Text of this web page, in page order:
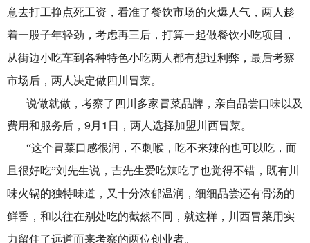
意去打工挣点死工资，看准了餐饮市场的火爆人气，两人趁
着一股子年轻劲，考虑再三后，打算一起做餐饮小吃项目，
从街边小吃车到各种特色小吃两人都有想过利弊，最后考察
市场后，两人决定做四川冒菜。
说做就做，考察了四川多家冒菜品牌，亲自品尝口味以及
费用和服务后，9月1日，两人选择加盟川西冒菜。
“这个冒菜口感很润，不刺喉，吃不来辣的也可以吃，而
且很好吃”刘先生说，吉先生爱吃辣吃了也觉得不错，既有川
味火锅的独特味道，又十分浓郁温润，细细品尝还有骨汤的
鲜香，和以往在别处吃的截然不同，就这样，川西冒菜用实
力留住了远道而来考察的两位创业者。